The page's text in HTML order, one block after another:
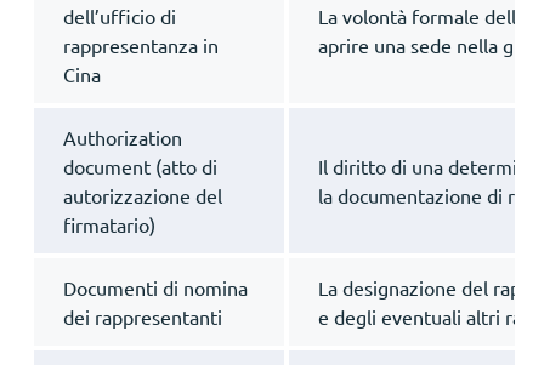
dell’ufficio di
rappresentanza in
Cina
La volontà formale della
aprire una sede nella
Authorization
document (atto di
autorizzazione del
firmatario)
Il diritto di una
la documentazione di
Documenti di nomina
dei rappresentanti
La designazione del
e degli eventuali altri